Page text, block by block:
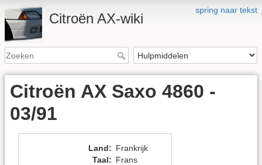
spring naar tekst
Citroën AX-wiki
Citroën AX Saxo 4860 -
03/91
Land: Frankrijk
Taal: Frans